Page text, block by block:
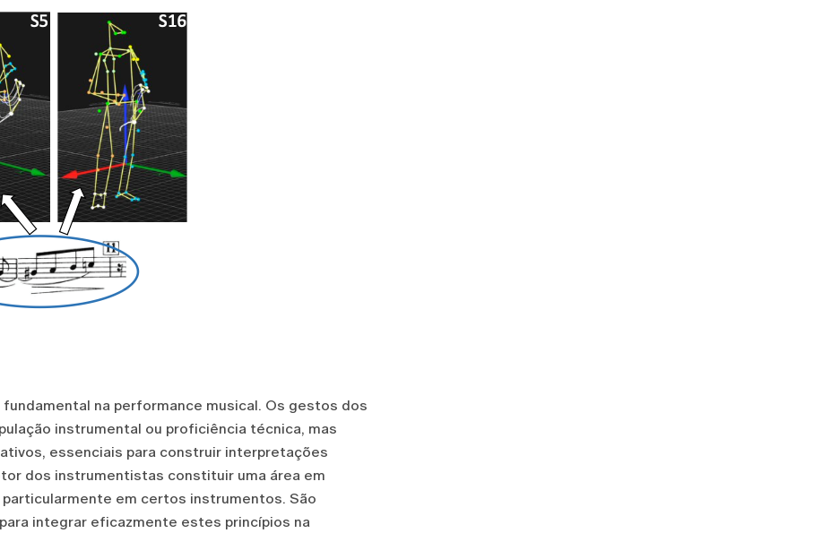
na performance musical. Os gestos dos
instrumental ou proficiência técnica, mas
essenciais para construir interpretações
dos instrumentistas constituir uma área em
em certos instrumentos. São
integrar eficazmente estes princípios na